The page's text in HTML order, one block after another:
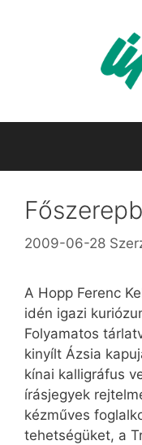
2009-06-28
A Hopp Ferenc
idén igazi
Folyamatos
kinyílt Ázsia
kínai kalligráfus
írásjegyek
kézműves
tehetségüket, a